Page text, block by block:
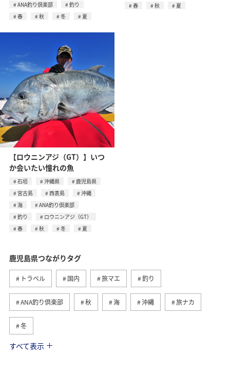
ANA釣り倶楽部
釣り
春
秋 冬 夏
春
秋 夏
【ロウニンアジ（GT）】いつ
か会いたい憧れの魚
石垣 沖縄県
鹿児島県
宮古島
西表島
沖縄
海
ANA釣り倶楽部
釣り
ロウニンアジ（GT）
春
秋 冬 夏
鹿児島県つながりタグ
トラベル 国内 旅マエ 釣り
ANA釣り倶楽部 秋 海 沖縄 旅ナカ
冬
東京都
すべて表示